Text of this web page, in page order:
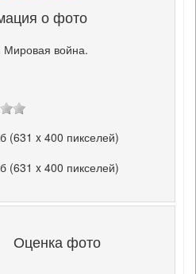
о фото
Мировая война.
(631 x 400 пикселей)
(631 x 400 пикселей)
Оценка фото